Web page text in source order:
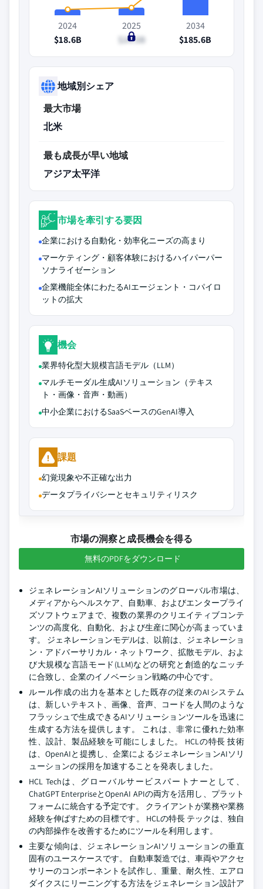
2024
$18.6B
2025
$24.5B
2034
$185.6B
地域別シェア
最大市場
北米
最も成長が早い地域
アジア太平洋
市場を牽引する要因
企業における自動化・効率化ニーズの高まり
マーケティング・顧客体験におけるハイパーパー
ソナライゼーション
企業機能全体にわたるAIエージェント・コパイロ
ットの拡大
機会
業界特化型大規模言語モデル（LLM）
マルチモーダル生成AIソリューション（テキス
ト・画像・音声・動画）
中小企業におけるSaaSベースのGenAI導入
課題
幻覚現象や不正確な出力
データプライバシーとセキュリティリスク
市場の洞察と成長機会を得る
無料のPDFをダウンロード
ジェネレーションAIソリューションのグローバル市場は、
メディアからヘルスケア、自動車、およびエンタープライ
ズソフトウェアまで、複数の業界のクリエイティブコンテ
ンツの高度化、自動化、および生産に関心が高まっていま
す。 ジェネレーションモデルは、以前は、ジェネレーショ
ン・アドバーサリカル・ネットワーク、拡散モデル、およ
び大規模な言語モード(LLM)などの研究と創造的なニッチ
に合致し、企業のイノベーション戦略の中心です。
ルール作成の出力を基本とした既存の従来のAIシステム
は、新しいテキスト、画像、音声、コードを人間のような
フラッシュで生成できるAIソリューションツールを迅速に
生成する方法を提供します。 これは、非常に優れた効率
性、設計、製品経験を可能にしました。 HCLの特長 技術
は、OpenAIと提携し、企業によるジェネレーションAIソリ
ューションの採用を加速することを発表しました。
HCL Techは、グローバルサービスパートナーとして、
ChatGPT EnterpriseとOpenAI APIの両方を活用し、プラット
フォームに統合する予定です。 クライアントが業務や業務
経験を伸ばすための目標です。 HCLの特長 テックは、独自
の内部操作を改善するためにツールを利用します。
主要な傾向は、ジェネレーションAIソリューションの垂直
固有のユースケースです。 自動車製造では、車両やアクセ
サリーのコンポーネントを試作し、重量、耐久性、エアロ
ダイクスにリーニングする方法をジェネレーション設計ア